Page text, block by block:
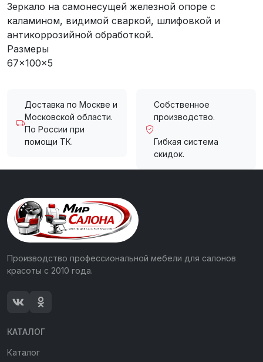
Зеркало на самонесущей железной опоре с
каламином, видимой сваркой, шлифовкой и
антикоррозийной обработкой.
Размеры
67x100x5
Доставка по Москве и
Московской области.
По России при
помощи ТК.
Собственное
производство.
Гибкая система
скидок.
Производство профессиональной мебели для салонов
красоты с 2010 года.
КАТАЛОГ
Каталог